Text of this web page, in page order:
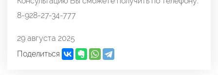
8-928-27-34-777
29 августа 2025
Поделиться